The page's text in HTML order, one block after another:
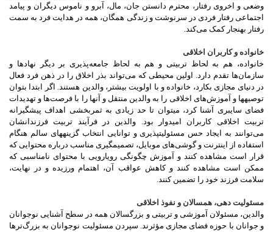
وضعی و اخروی رفتار، محترم دانستن جان، مال، آبرو و ناموس دیگران و پیامد
اجتماعی رفتار فردی در سرنوشت و زندگی همگان، همه در هدایت فرد به سمت
رفتار بهنجار کمک می‌کند.
خانواده و کاربران اخلاقی
خانواده، هم به لحاظ تربیتی و هم به لحاظ جامعه‌پذیری بر دیگر نهادها و
سازمان‌ها تقدم دارد. اولین محیطی که می‌تواند بذر اخلاق را در ذهن فرد فعال
در دنیای مجازی بکارد، خانواده و با اولویت بیشتر، والدین هستند. اگر ابتدا بتوان
توصیه‏ها و آموزش‌های اخلاقی را به والدین‏ منتقل و آنها را با فرصت‌ها و تهدیدات
فضای سایبری آشنا کرد، می‏توان‏ تا حد زیادی به ثمربخشی اهداف پیشگیرانه
تربیت اخلاقی کاربران امیدوار بود. والدین در فرآیند تربیت فرزندانشان
می‌توانند به ایجاد حس‏ مسئولیت‏پذیری و توانایی انتخاب گزینه‏های سالم هنگام
استفاده از اینترنت و گوشی‌های موبایل، تصمیم‏گیری مناسب درباره محتوایی که‏
قرار است مشاهده کنند و آموزش چگونگی رویارویی با محتوای نامناسبی که
ممکن است‏ مشاهده کنند و کاهش عواقب آن، اهتمام ورزیده و در نهایت،
سلامت فرزند خود را تضمین کنند.
مسئولیت دهی، همسالان و نفوذ اخلاقی
والدین، مسئولان آموزشی و تربیتی و بزرگسالان همه در سطح آشنایی نوجوانان
و جوانان با حوزه فضای مجازی مؤثرند. سپردن مسئولیت نوجوانان به بزرگ‌ترها